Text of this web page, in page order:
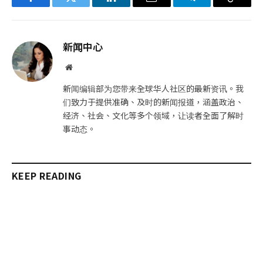
FacebookTwitter LinkedIn电
Telegram复
新闻中心
网
新闻编辑部为您带来全球华人社区的最新资讯。我
们致力于提供准确、及时的新闻报道，涵盖政治、
经济、社会、文化等多个领域，让读者全面了解时
事动态。
KEEP READING